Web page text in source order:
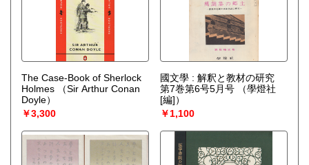
The Case-Book of Sherlock
Holmes
（Sir Arthur Conan
Doyle）
￥3,300
國文學 : 解釈と教材の研究
第7巻第6号5月号
（學燈社
[編]）
￥1,100